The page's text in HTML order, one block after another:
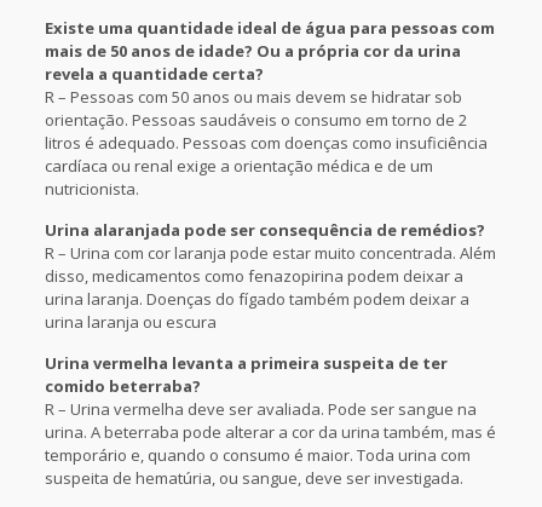
Existe uma quantidade ideal de água para pessoas com
mais de 50 anos de idade? Ou a própria cor da urina
revela a quantidade certa?
R – Pessoas com 50 anos ou mais devem se hidratar sob
orientação. Pessoas saudáveis o consumo em torno de 2
litros é adequado. Pessoas com doenças como insuficiência
cardíaca ou renal exige a orientação médica e de um
nutricionista.
Urina alaranjada pode ser consequência de remédios?
R – Urina com cor laranja pode estar muito concentrada. Além
disso, medicamentos como fenazopirina podem deixar a
urina laranja. Doenças do fígado também podem deixar a
urina laranja ou escura
Urina vermelha levanta a primeira suspeita de ter
comido beterraba?
R – Urina vermelha deve ser avaliada. Pode ser sangue na
urina. A beterraba pode alterar a cor da urina também, mas é
temporário e, quando o consumo é maior. Toda urina com
suspeita de hematúria, ou sangue, deve ser investigada.